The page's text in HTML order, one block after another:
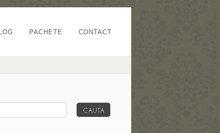
PACHETE CONTACT